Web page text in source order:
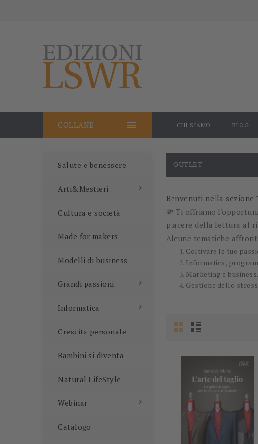

COLLANE CHI SIAMO BLOG
Salute e benessere
Arti&Mestieri
Cultura e società
Made for makers
Modelli di business
Grandi passioni
Informatica
Crescita personale
Bambini si diventa
Natural LifeStyle
Webinar
Catalogo
OUTLET
Benvenuti nella sezione
💸 Ti offriamo
piacere della lettura al
Alcune tematiche
Coltivare le tue
Informatica,
Marketing e business.
Gestione dello